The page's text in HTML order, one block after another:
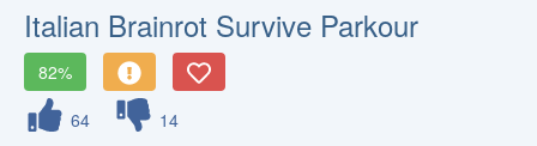
Italian Brainrot Survive Parkour
82%
64
14